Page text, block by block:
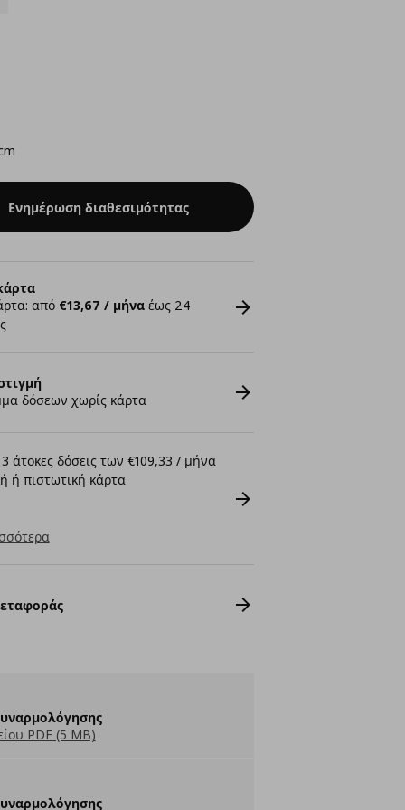
Ενημέρωση διαθεσιμότητας
από €13,67 / μήναέως 24
δόσεων χωρίς κάρτα
άτοκες δόσεις των €109,33 / μήνα
ή πιστωτική κάρτα
PDF (5 MB)